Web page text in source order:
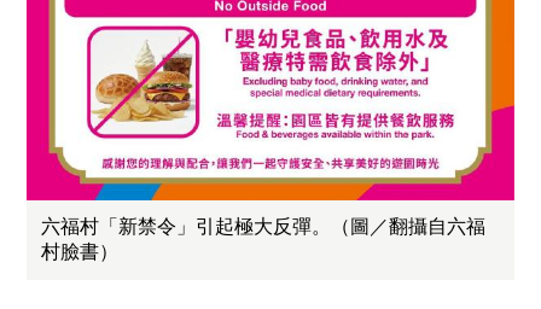
六福村「新禁令」引起極大反彈。（圖／翻攝自六福
村臉書）